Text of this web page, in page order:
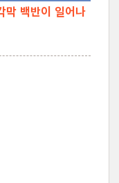
막 백반이 일어나